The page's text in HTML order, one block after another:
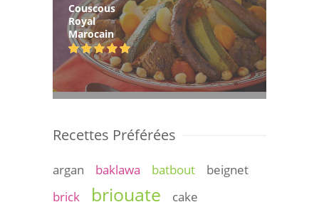
Couscous
Royal
Marocain
Recettes Préférées
argan baklawa batbout
beignet
brick
briouate
cake